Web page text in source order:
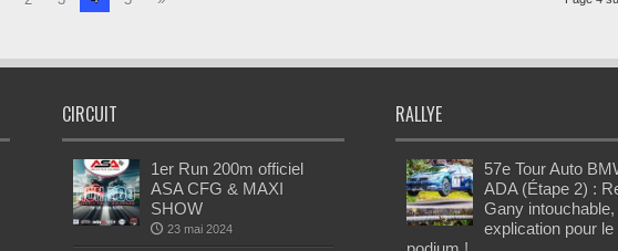
CIRCUIT
1er Run 200m officiel
ASA CFG & MAXI
SHOW
23 mai 2024
RALLYE
57e Tour Auto
ADA (Étape 2) :
Gany
explication pour le